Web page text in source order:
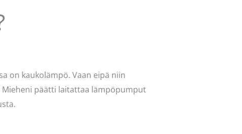
on kaukolämpö. Vaan eipä niin
päätti laitattaa lämpöpumput